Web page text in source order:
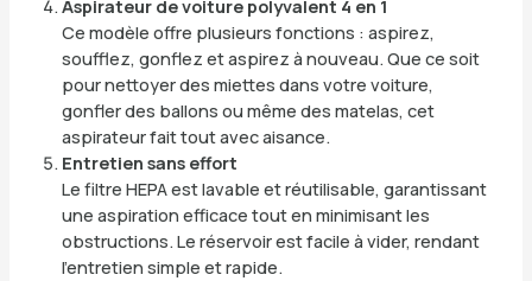
Aspirateur de voiture polyvalent 4 en 1
Ce modèle offre plusieurs fonctions : aspirez,
soufflez, gonflez et aspirez à nouveau. Que ce soit
pour nettoyer des miettes dans votre voiture,
gonfler des ballons ou même des matelas, cet
aspirateur fait tout avec aisance.
Entretien sans effort
Le filtre HEPA est lavable et réutilisable, garantissant
une aspiration efficace tout en minimisant les
obstructions. Le réservoir est facile à vider, rendant
l’entretien simple et rapide.